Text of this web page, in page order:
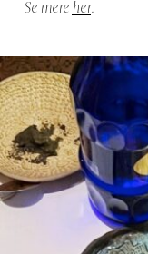
Se mere her.